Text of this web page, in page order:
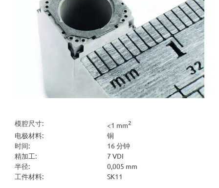
模腔尺寸: <1 mm2
电极材料:
铜
时间:
16 分钟
精加工:
7 VDI
半径:
0,005 mm
工件材料:
SK11